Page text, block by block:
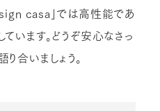
casa」では高性能であ
います。どうぞ安心なさっ
合いましょう。